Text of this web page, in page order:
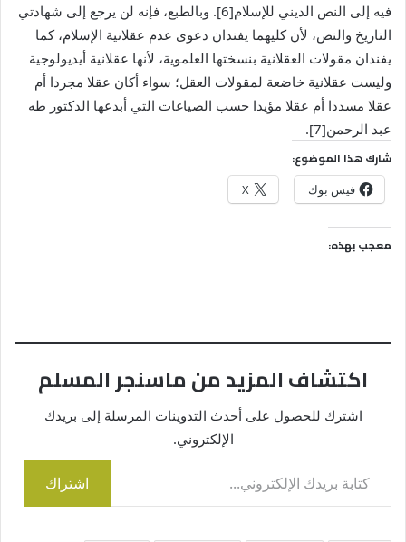
فيه إلى النص الديني للإسلام[6]. وبالطبع، فإنه لن يرجع إلى شهادتي
التاريخ والنص، لأن كليهما يفندان دعوى عدم عقلانية الإسلام، كما
يفندان مقولات العقلانية بنسختها العلموية، لأنها عقلانية أيديولوجية
وليست عقلانية خاضعة لمقولات العقل؛ سواء أكان عقلا مجردا أم
عقلا مسددا أم عقلا مؤيدا حسب الصياغات التي أبدعها الدكتور طه
عبد الرحمن[7].
شارك هذا الموضوع:
فيس بوك X
معجب بهذه:
اكتشاف المزيد من ماسنجر المسلم
اشترك للحصول على أحدث التدوينات المرسلة إلى بريدك
الإلكتروني.
كتابة بريدك الإلكتروني...
اشتراك